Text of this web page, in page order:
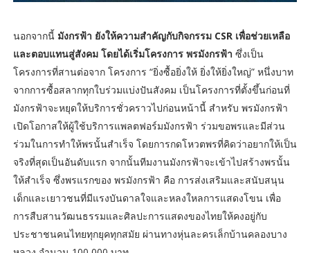
นอกจากนี้ มังกรฟ้า ยังให้ความสำคัญกับกิจกรรม CSR เพื่อช่วยเหลือ
และตอบแทนสู่สังคม โดยได้เริ่มโครงการ พรมังกรฟ้า ซึ่งเป็น
โครงการที่สานต่อจาก โครงการ “ยิ่งซื้อยิ่งให้ ยิ่งให้ยิ่งใหญ่” หนึ่งบาท
จากการซื้อสลากทุกใบร่วมแบ่งปันสังคม เป็นโครงการที่ตั้งขึ้นก่อนที่
มังกรฟ้าจะหยุดให้บริการชั่วคราวไปก่อนหน้านี้ สำหรับ พรมังกรฟ้า
เปิดโอกาสให้ผู้ใช้บริการแพลตฟอร์มมังกรฟ้า ร่วมขอพรและมีส่วน
ร่วมในการทำให้พรนั้นสำเร็จ โดยการกดโหวตพรที่คิดว่าอยากให้เป็น
จริงที่สุดเป็นอันดับแรก จากนั้นทีมงานมังกรฟ้าจะเข้าไปสร้างพรนั้น
ให้สำเร็จ ซึ่งพรแรกของ พรมังกรฟ้า คือ การส่งเสริมและสนับสนุน
เด็กและเยาวชนที่มีแรงบันดาลใจและหลงใหลการแสดงโขน เพื่อ
การสืบสานวัฒนธรรมและศิลปะการแสดงของไทยให้คงอยู่กับ
ประชาชนคนไทยทุกยุคทุกสมัย ผ่านทางหุ่นละครเล็กบ้านคลองบาง